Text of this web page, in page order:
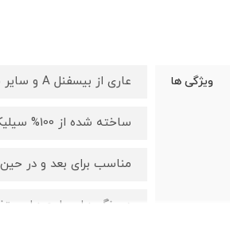
ویژگی ها عاری از بیسفنل A و سایر مواد مضر شیمیایی
ساخته شده از 100% سیلیکون با گرید غذایی
مناسب برای بعد و در
در رنگ ها و طرح های